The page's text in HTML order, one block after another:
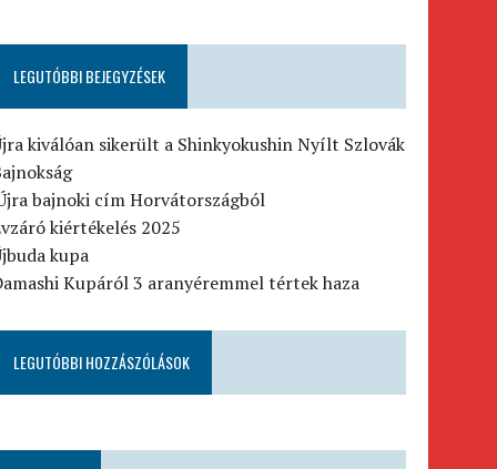
LEGUTÓBBI BEJEGYZÉSEK
kiválóan sikerült a Shinkyokushin Nyílt Szlovák
bajnoki cím Horvátországból
kiértékelés 2025
kupa
Kupáról 3 aranyéremmel tértek haza
LEGUTÓBBI HOZZÁSZÓLÁSOK